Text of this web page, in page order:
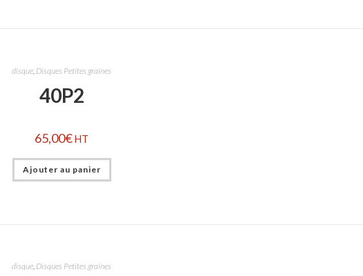
disque Disques Petites graines
40P2
65,00€ HT
Ajouter au panier
disque, Disques Petites graines